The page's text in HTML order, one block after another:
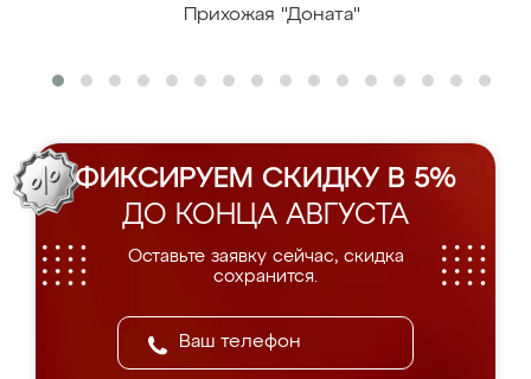
Прихожая "Доната"
ФИКСИРУЕМ СКИДКУ В 5%
ДО КОНЦА АВГУСТА
Оставьте заявку сейчас, скидка
сохранится.